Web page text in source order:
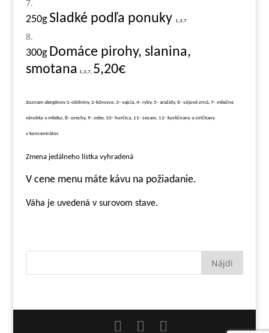
250g Sladké podľa ponuky 1,3,7
300g Domáce pirohy, slanina,
smotana
1,3,7, 5,20€
Zoznam alergénov:1-obilniny, 2-kôrovce, 3- vajcia, 4- ryby, 5- arašidy, 6- sójové zrná, 7- mliečne
výrobky a mlieko, 8- orechy, 9- zeler, 10- horčica, 11- sezam, 12- kysličnany a siričitany
v koncentrátoc
Zmena jedálneho lístka vyhradená
V cene menu máte kávu na požiadanie.
Váha je uvedená v surovom stave.